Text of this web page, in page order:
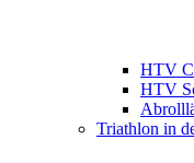
HTV
HTV
Triathlon in